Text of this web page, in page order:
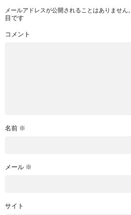
メールアドレスが公開されることはありません。
目です
コメント
名前 ※
メール ※
サイト